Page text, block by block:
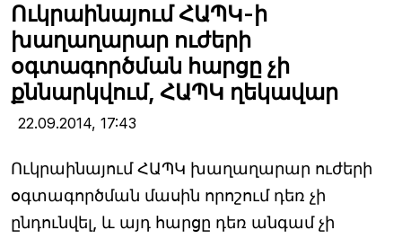
Ուկրաինայում ՀԱՊԿ-ի
խաղաղարար ուժերի
օգտագործման հարցը չի
քննարկվում, ՀԱՊԿ ղեկավար
22.09.2014, 17:43
Ուկրաինայում ՀԱՊԿ խաղաղարար ուժերի
օգտագործման մասին որոշում դեռ չի
ընդունվել, և այդ հարցը դեռ անգամ չի